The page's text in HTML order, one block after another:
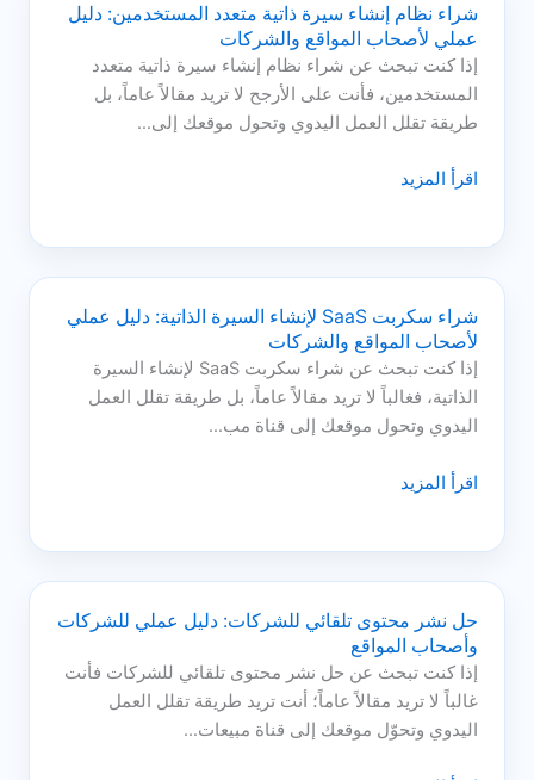
شراء نظام إنشاء سيرة ذاتية متعدد المستخدمين: دليل
عملي لأصحاب المواقع والشركات
إذا كنت تبحث عن شراء نظام إنشاء سيرة ذاتية متعدد
المستخدمين، فأنت على الأرجح لا تريد مقالاً عاماً، بل
طريقة تقلل العمل اليدوي وتحول موقعك إلى…
اقرأ المزيد
شراء سكربت SaaS لإنشاء السيرة الذاتية: دليل عملي
لأصحاب المواقع والشركات
إذا كنت تبحث عن شراء سكربت SaaS لإنشاء السيرة
الذاتية، فغالباً لا تريد مقالاً عاماً، بل طريقة تقلل العمل
اليدوي وتحول موقعك إلى قناة مب…
اقرأ المزيد
حل نشر محتوى تلقائي للشركات: دليل عملي للشركات
وأصحاب المواقع
إذا كنت تبحث عن حل نشر محتوى تلقائي للشركات فأنت
غالباً لا تريد مقالاً عاماً؛ أنت تريد طريقة تقلل العمل
اليدوي وتحوّل موقعك إلى قناة مبيعات…